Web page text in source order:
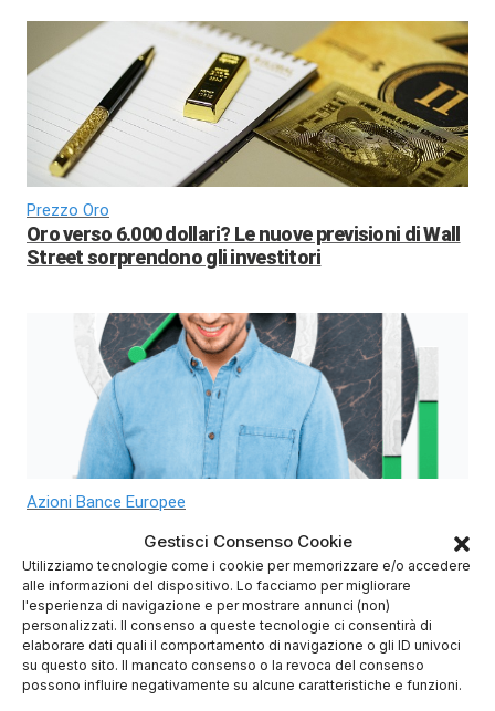
Gestisci Consenso Cookie
Utilizziamo tecnologie come i cookie per memorizzare e/o accedere
alle informazioni del dispositivo. Lo facciamo per migliorare
l'esperienza di navigazione e per mostrare annunci (non)
personalizzati. Il consenso a queste tecnologie ci consentirà di
elaborare dati quali il comportamento di navigazione o gli ID univoci
su questo sito. Il mancato consenso o la revoca del consenso
possono influire negativamente su alcune caratteristiche e funzioni.
Prezzo Oro
Oro verso 6.000 dollari? Le nuove previsioni di Wall
Street sorprendono gli investitori
Azioni Bance Europee
prossimi mesi
Migliori Piattaforme di Trading